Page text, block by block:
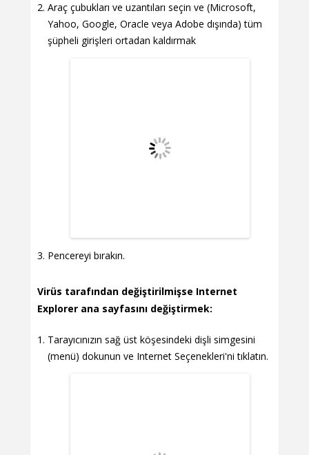
Araç çubukları ve uzantıları seçin ve (Microsoft,
Yahoo, Google, Oracle veya Adobe dışında) tüm
şüpheli girişleri ortadan kaldırmak
Pencereyi bırakın.
Virüs tarafından değiştirilmişse Internet
Explorer ana sayfasını değiştirmek:
Tarayıcınızın sağ üst köşesindeki dişli simgesini
(menü) dokunun ve Internet Seçenekleri'ni tıklatın.